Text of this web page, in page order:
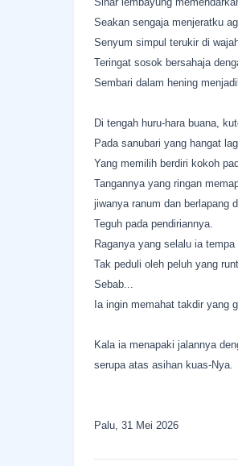
Seakan sengaja menjeratku
Senyum simpul terukir di
Teringat sosok bersahaja
Sembari dalam hening
Di tengah huru-hara buana,
Pada sanubari yang hangat
Yang memilih berdiri kokoh
Tangannya yang ringan
jiwanya ranum dan berlapang
Teguh pada pendiriannya.
Raganya yang selalu ia tempa
Tak peduli oleh peluh yang
Sebab...
Ia ingin memahat takdir yang
Kala ia menapaki jalannya
serupa atas asihan kuas-Nya.
Palu, 31 Mei 2026